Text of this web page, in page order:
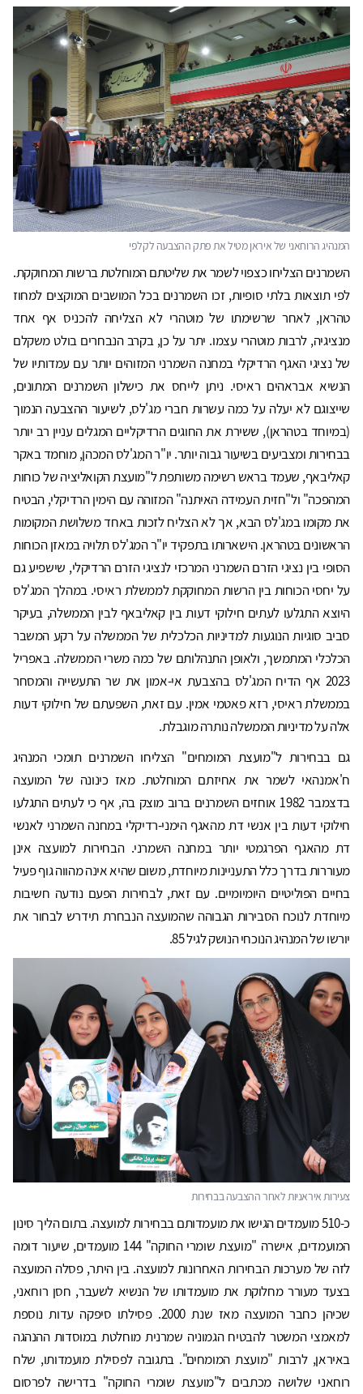
השמרנים הצליחו כצפוי לשמר את שליטתם המוחלטת ברשות המחוקקת.
לפי תוצאות בלתי סופיות, זכו השמרנים בכל המושבים המוקצים למחוז
טהראן, לאחר שרשימתו של מוטהרי לא הצליחה להכניס אף אחד
מנציגיה, לרבות מוטהרי עצמו. יתר על כן, בקרב הנבחרים בולט משקלם
של נציגי האגף הרדיקלי במחנה השמרני המזוהים יותר עם עמדותיו של
הנשיא אבראהים ראיסי. ניתן לייחס את כישלון השמרנים המתונים,
שייצוגם לא יעלה על כמה עשרות חברי מג'לס, לשיעור ההצבעה הנמוך
(במיוחד בטהראן), ששירת את החוגים הרדיקליים המגלים עניין רב יותר
בבחירות ומצביעים בשיעור גבוה יותר. יו"ר המג'לס המכהן, מוחמד באקר
קאליבאף, שעמד בראש רשימה משותפת ל"מועצת הקואליציה של כוחות
המהפכה" ול"חזית העמידה האיתנה" המזוהה עם הימין הרדיקלי, הבטיח
את מקומו במג'לס הבא, אך לא הצליח לזכות באחד משלושת המקומות
הראשונים בטהראן. הישארותו בתפקיד יו"ר המג'לס תלויה במאזן הכוחות
הסופי בין נציגי הזרם השמרני המרכזי לנציגי הזרם הרדיקלי, שישפיע גם
על יחסי הכוחות בין הרשות המחוקקת לממשלת ראיסי. במהלך המג'לס
היוצא התגלעו לעתים חילוקי דעות בין קאליבאף לבין הממשלה, בעיקר
סביב סוגיות הנוגעות למדיניות הכלכלית של הממשלה על רקע המשבר
הכלכלי המתמשך, ולאופן התנהלותם של כמה משרי הממשלה. באפריל
2023 אף הדיח המג'לס בהצבעת אי-אמון את שר התעשייה והמסחר
בממשלת ראיסי, רזא פאטמי אמין. עם זאת, השפעתם של חילוקי דעות
אלה על מדיניות הממשלה נותרה מוגבלת.
גם בבחירות ל"מועצת המומחים" הצליחו השמרנים תומכי המנהיג
ח'אמנהאי לשמר את אחיזתם המוחלטת. מאז כינונה של המועצה
בדצמבר 1982 אוחזים השמרנים ברוב מוצק בה, אף כי לעתים התגלעו
חילוקי דעות בין אנשי דת מהאגף הימני-רדיקלי במחנה השמרני לאנשי
דת מהאגף הפרגמטי יותר במחנה השמרני. הבחירות למועצה אינן
מעוררות בדרך כלל התעניינות מיוחדת, משום שהיא אינה מהווה גוף פעיל
בחיים הפוליטיים היומיומיים. עם זאת, לבחירות הפעם נודעה חשיבות
מיוחדת לנוכח הסבירות הגבוהה שהמועצה הנבחרת תידרש לבחור את
יורשו של המנהיג הנוכחי הנושק לגיל 85.
כ-510 מועמדים הגישו את מועמדותם בבחירות למועצה. בתום הליך סינון
המועמדים, אישרה "מועצת שומרי החוקה" 144 מועמדים, שיעור דומה
לזה של מערכות הבחירות האחרונות למועצה. בין היתר, פסלה המועצה
בצעד מעורר מחלוקת את מועמדותו של הנשיא לשעבר, חסן רוחאני,
שכיהן כחבר המועצה מאז שנת 2000. פסילתו סיפקה עדות נוספת
למאמצי המשטר להבטיח הגמוניה שמרנית מוחלטת במוסדות ההנהגה
באיראן, לרבות "מועצת המומחים". בתגובה לפסילת מועמדותו, שלח
רוחאני שלושה מכתבים ל"מועצת שומרי החוקה" בדרישה לפרסום